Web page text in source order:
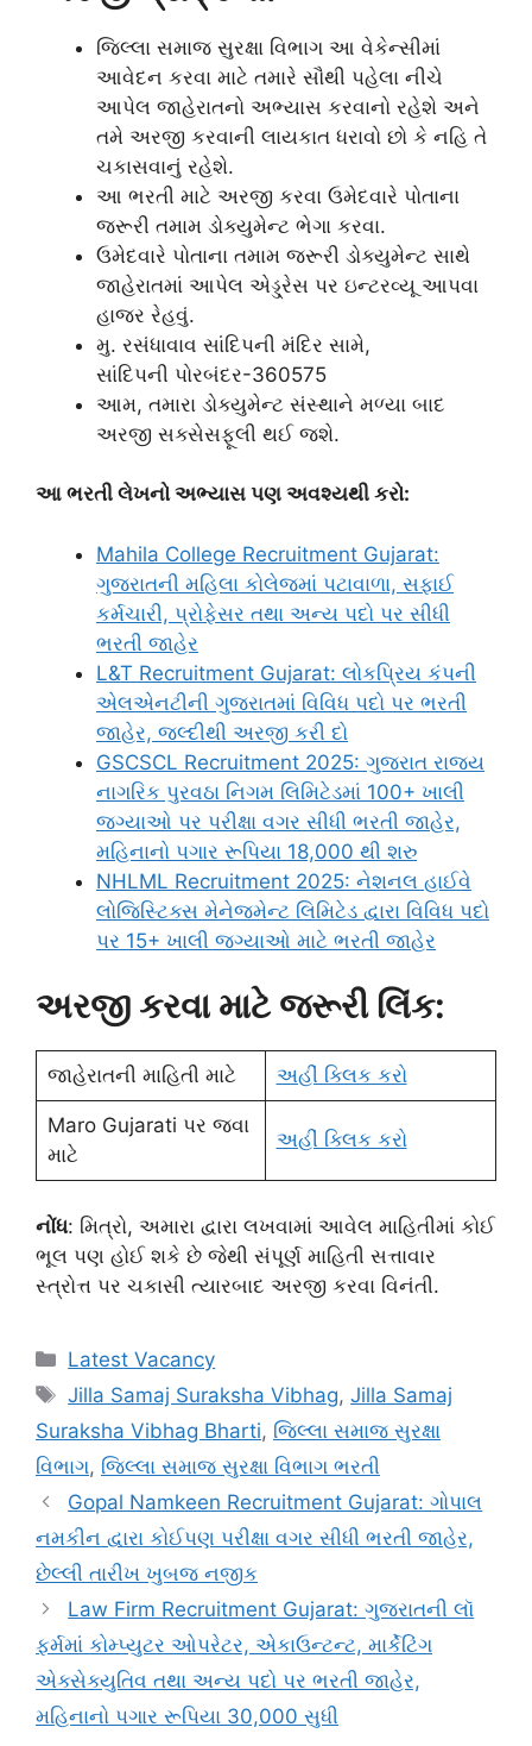
જિલ્લા સમાજ સુરક્ષા વિભાગ આ વેકેન્સીમાં
આવેદન કરવા માટે તમારે સૌથી પહેલા નીચે
આપેલ જાહેરાતનો અભ્યાસ કરવાનો રહેશે અને
તમે અરજી કરવાની લાયકાત ધરાવો છો કે નહિ તે
ચકાસવાનું રહેશે.
આ ભરતી માટે અરજી કરવા ઉમેદવારે પોતાના
જરૂરી તમામ ડોક્યુમેન્ટ ભેગા કરવા.
ઉમેદવારે પોતાના તમામ જરૂરી ડોક્યુમેન્ટ સાથે
જાહેરાતમાં આપેલ એડ્ડ્રેસ પર ઇન્ટરવ્યૂ આપવા
હાજર રેહવું.
મુ. રસંધાવાવ સાંદિપની મંદિર સામે,
સાંદિપની પોરબંદર-360575
આમ, તમારા ડોક્યુમેન્ટ સંસ્થાને મળ્યા બાદ
અરજી સક્સેસફૂલી થઈ જશે.
આ ભરતી લેખનો અભ્યાસ પણ અવશ્યથી કરો:
Mahila College Recruitment Gujarat:
ગુજરાતની મહિલા કોલેજમાં પટાવાળા, સફાઈ
કર્મચારી, પ્રોફેસર તથા અન્ય પદો પર સીધી
ભરતી જાહેર
L&T Recruitment Gujarat: લોકપ્રિય કંપની
એલએનટીની ગુજરાતમાં વિવિધ પદો પર ભરતી
જાહેર, જલ્દીથી અરજી કરી દો
GSCSCL Recruitment 2025: ગુજરાત રાજ્ય
નાગરિક પુરવઠા નિગમ લિમિટેડમાં 100+ ખાલી
જગ્યાઓ પર પરીક્ષા વગર સીધી ભરતી જાહેર,
મહિનાનો પગાર રૂપિયા 18,000 થી શરુ
NHLML Recruitment 2025: નેશનલ હાઈવે
લોજિસ્ટિક્સ મેનેજમેન્ટ લિમિટેડ દ્વારા વિવિધ પદો
પર 15+ ખાલી જગ્યાઓ માટે ભરતી જાહેર
અરજી કરવા માટે જરૂરી લિંક:
જાહેરાતની માહિતી માટે અહીં ક્લિક કરો
Maro Gujarati પર જવા
માટે
અહીં ક્લિક કરો
નોંધ: મિત્રો, અમારા દ્વારા લખવામાં આવેલ માહિતીમાં કોઈ
ભૂલ પણ હોઈ શકે છે જેથી સંપૂર્ણ માહિતી સત્તાવાર
સ્ત્રોત્ત પર ચકાસી ત્યારબાદ અરજી કરવા વિનંતી.
Categories
Latest Vacancy
Tags
Jilla Samaj Suraksha Vibhag,Jilla Samaj
Suraksha Vibhag Bharti, જિલ્લા સમાજ સુરક્ષા
વિભાગ, જિલ્લા સમાજ સુરક્ષા વિભાગ ભરતી
Gopal Namkeen Recruitment Gujarat: ગોપાલ
નમકીન દ્વારા કોઈપણ પરીક્ષા વગર સીધી ભરતી જાહેર,
છેલ્લી તારીખ ખુબજ નજીક
Law Firm Recruitment Gujarat: ગુજરાતની લૉ
ફર્મમાં કોમ્પ્યુટર ઓપરેટર, એકાઉન્ટન્ટ, માર્કેટિંગ
એક્સેક્યુતિવ તથા અન્ય પદો પર ભરતી જાહેર,
મહિનાનો પગાર રૂપિયા 30,000 સુધી